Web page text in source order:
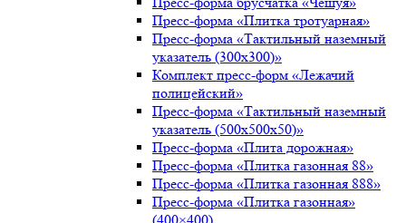
Пресс-форма «Плитка тротуарная»
Пресс-форма «Тактильный наземный
указатель (300х300)»
Комплект пресс-форм «Лежачий
полицейский»
Пресс-форма «Тактильный наземный
указатель (500х500х50)»
Пресс-форма «Плита дорожная»
Пресс-форма «Плитка газонная 88»
Пресс-форма «Плитка газонная 888»
Пресс-форма «Плитка газонная»